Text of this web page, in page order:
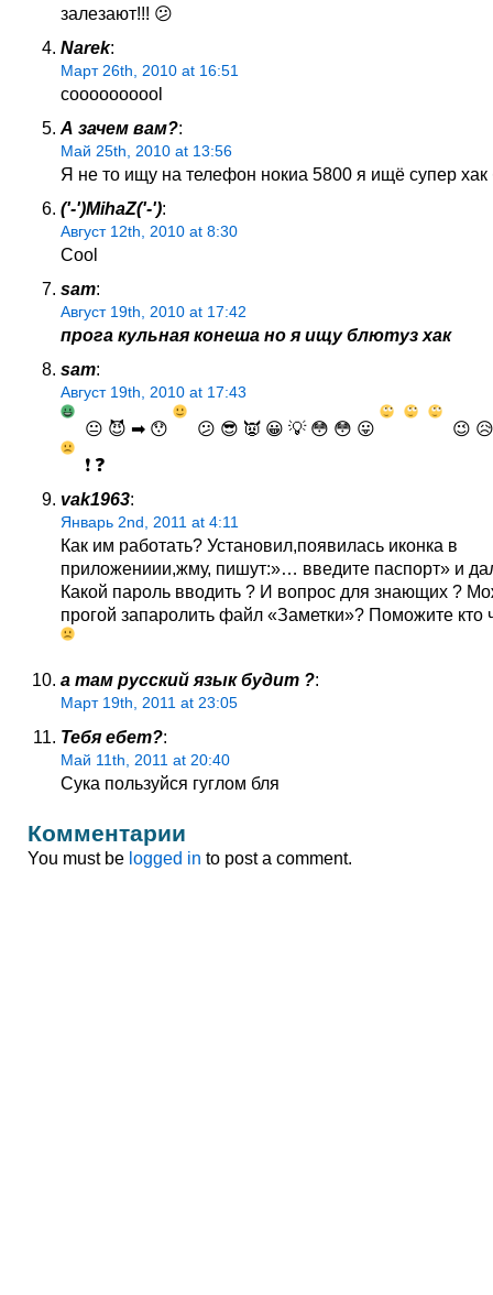
залезают!!! 😕
Narek:
Март 26th, 2010 at 16:51
coooooooool
А зачем вам?:
Май 25th, 2010 at 13:56
Я не то ищу на телефон нокиа 5800 я ищё супер хак
('-')MihaZ('-'):
Август 12th, 2010 at 8:30
Cool
sam:
Август 19th, 2010 at 17:42
прога кульная конеша но я ищу блютуз хак
sam:
Август 19th, 2010 at 17:43
😐 😈 ➡ 😯 😕 😎 👿 😀 💡 😳 😳 😛
😉
❗ ❓
vak1963:
Январь 2nd, 2011 at 4:11
Как им работать? Установил,появилась иконка в
приложениии,жму, пишут:»… введите паспорт» и
Какой пароль вводить ? И вопрос для знающих ?
прогой запаролить файл «Заметки»? Поможите кто
а там русский язык будит ?:
Март 19th, 2011 at 23:05
Тебя ебет?:
Май 11th, 2011 at 20:40
Сука пользуйся гуглом бля
Комментарии
You must be logged in to post a comment.